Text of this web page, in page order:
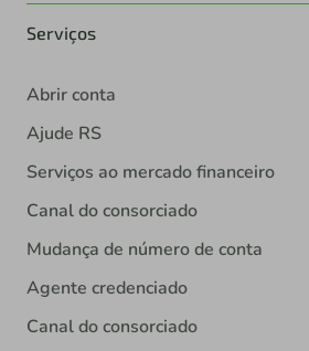
Serviços
Abrir conta
Ajude RS
Serviços ao mercado financeiro
Canal do consorciado
Mudança de número de conta
Agente credenciado
Canal do consorciado